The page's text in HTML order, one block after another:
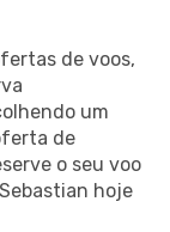
de voos,
um
de
o seu voo
hoje